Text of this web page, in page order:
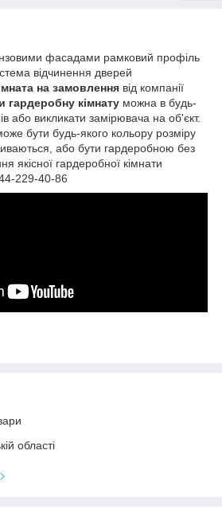
фасадами рамковий профіль
відчинення дверей
на замовлення від компанії
гардеробну кімнату можна в будь-
або викликати замірювача на об'єкт.
бути будь-якого кольору розміру
або бути гардеробною без
якісної гардеробної кімнати
229-40-86
області